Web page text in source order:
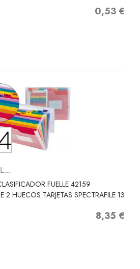
Precio
0,53 €
FUELLE 42159
2 HUECOS TARJETAS SPECTRAFILE 13
Precio
8,35 €